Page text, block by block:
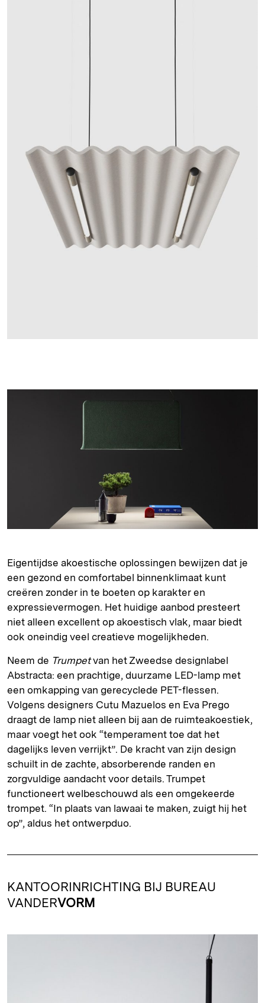
Eigentijdse akoestische oplossingen bewijzen dat je
een gezond en comfortabel binnenklimaat kunt
creëren zonder in te boeten op karakter en
expressievermogen. Het huidige aanbod presteert
niet alleen excellent op akoestisch vlak, maar biedt
ook oneindig veel creatieve mogelijkheden.
Neem de Trumpetvan het Zweedse designlabel
Abstracta: een prachtige, duurzame LED-lamp met
een omkapping van gerecyclede PET-flessen.
Volgens designers Cutu Mazuelos en Eva Prego
draagt de lamp niet alleen bij aan de ruimteakoestiek,
maar voegt het ook “temperament toe dat het
dagelijks leven verrijkt”. De kracht van zijn design
schuilt in de zachte, absorberende randen en
zorgvuldige aandacht voor details. Trumpet
functioneert welbeschouwd als een omgekeerde
trompet. “In plaats van lawaai te maken, zuigt hij het
op”, aldus het ontwerpduo.
KANTOORINRICHTING BIJ BUREAU
VANDERVORM